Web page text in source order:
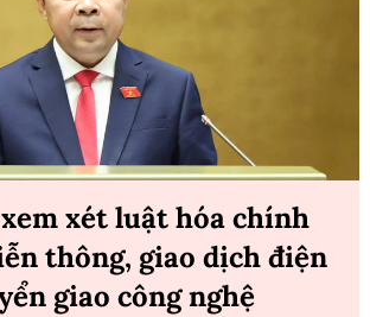
xét luật hóa chính
thông, giao dịch điện
giao công nghệ